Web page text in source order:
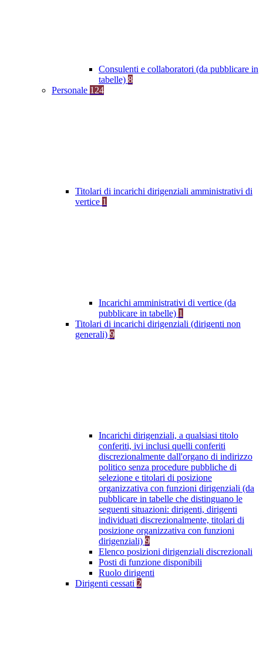
Consulenti e collaboratori (da pubblicare in
tabelle) 8
Personale 124
Titolari di incarichi dirigenziali amministrativi di
vertice 1
Incarichi amministrativi di vertice (da
pubblicare in tabelle) 1
Titolari di incarichi dirigenziali (dirigenti non
generali) 9
Incarichi dirigenziali, a qualsiasi titolo
conferiti, ivi inclusi quelli conferiti
discrezionalmente dall'organo di indirizzo
politico senza procedure pubbliche di
selezione e titolari di posizione
organizzativa con funzioni dirigenziali (da
pubblicare in tabelle che distinguano le
seguenti situazioni: dirigenti, dirigenti
individuati discrezionalmente, titolari di
posizione organizzativa con funzioni
dirigenziali) 9
Elenco posizioni dirigenziali discrezionali
Posti di funzione disponibili
Ruolo dirigenti
Dirigenti cessati 2